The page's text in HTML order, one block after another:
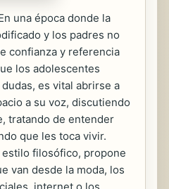
una época donde la
y los padres no
confianza y referencia
los adolescentes
es vital abrirse a
a su voz, discutiendo
tratando de entender
que les toca vivir.
filosófico, propone
van desde la moda, los